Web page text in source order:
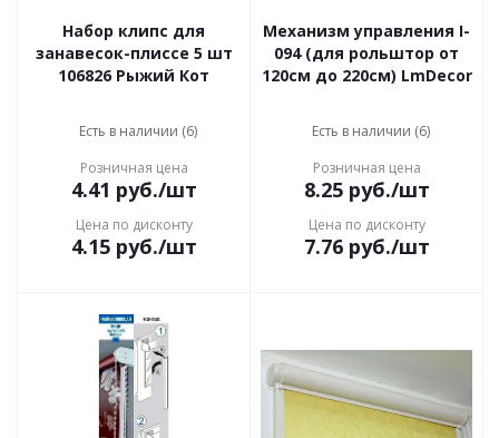
Набор клипс для
занавесок-плиссе 5 шт
106826 Рыжий Кот
Есть в наличии (6)
Розничная цена
4.41 руб./шт
Цена по дисконту
4.15руб./шт
Механизм управления I-
094 (для рольштор от
120см до 220см) LmDecor
Есть в наличии (6)
Розничная цена
8.25руб./шт
Цена по дисконту
7.76руб./шт